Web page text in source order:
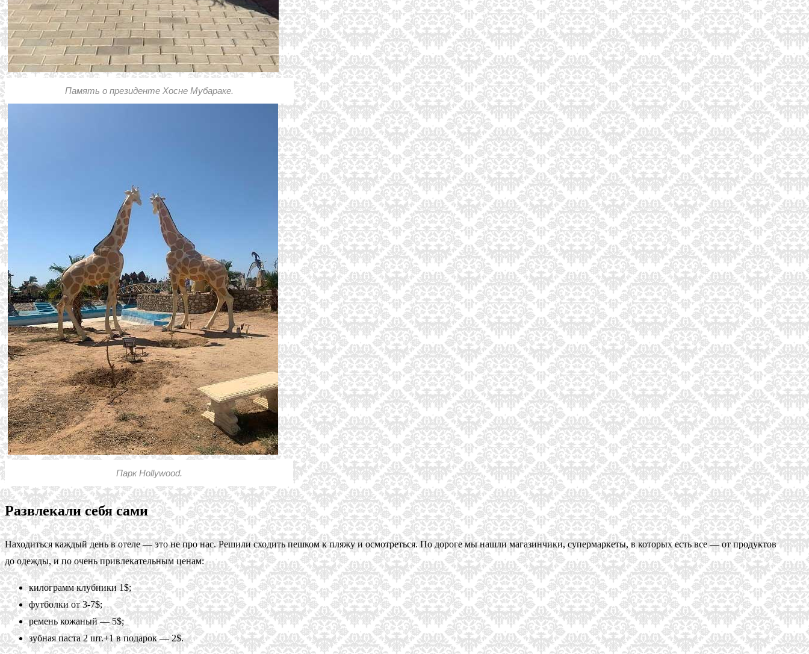
Память о президенте Хосне Мубараке.
Парк Hollywood.
Развлекали себя сами
Находиться каждый день в отеле — это не про нас. Решили сходить пешком к пляжу и осмотреться. По дороге мы нашли магазинчики, супермаркеты, в которых есть все — от продуктов
до одежды, и по очень привлекательным ценам:
килограмм клубники 1$;
футболки от 3-7$;
ремень кожаный — 5$;
зубная паста 2 шт.+1 в подарок — 2$.